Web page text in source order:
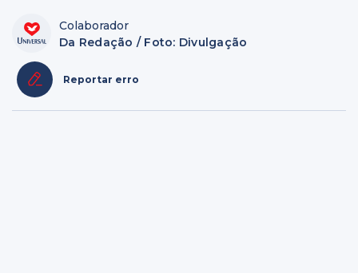
Colaborador
Da Redação / Foto: Divulgação
Reportar erro